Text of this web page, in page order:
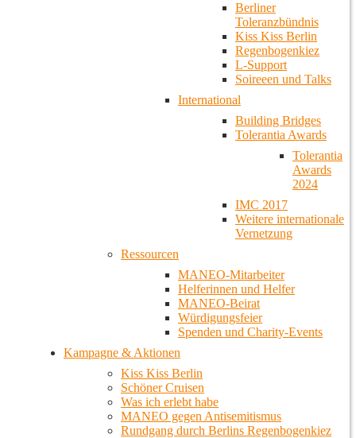
Berliner
Toleranzbündnis
Kiss Kiss Berlin
Regenbogenkiez
L-Support
Soireeen und Talks
International
Building Bridges
Tolerantia Awards
Tolerantia
Awards
2024
IMC 2017
Weitere internationale
Vernetzung
Ressourcen
MANEO-Mitarbeiter
Helferinnen und Helfer
MANEO-Beirat
Würdigungsfeier
Spenden und Charity-Events
Kampagne & Aktionen
Kiss Kiss Berlin
Schöner Cruisen
Was ich erlebt habe
MANEO gegen Antisemitismus
Rundgang durch Berlins Regenbogenkiez